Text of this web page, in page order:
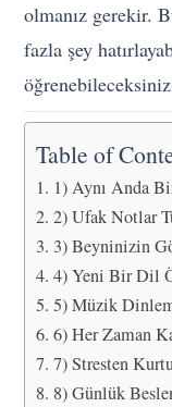
olmanız gerekir.
fazla şey
Table of
1) Aynı Anda
2) Ufak Notlar
3) Beyninizin
4) Yeni Bir Dil
5) Müzik
6) Her Zaman
7) Stresten
8) Günlük